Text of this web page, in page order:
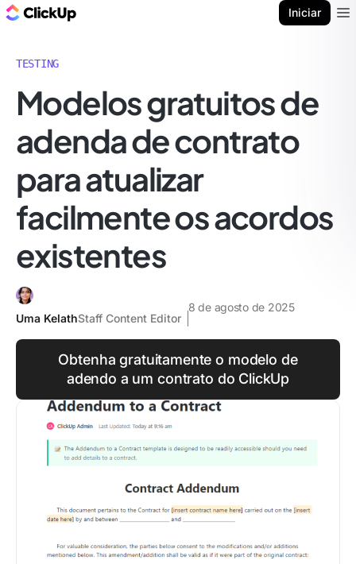
Iniciar
TESTING
Modelos gratuitos de
adenda de contrato
para atualizar
facilmente os acordos
existentes
Uma KelathStaff Content Editor
8 de agosto de 2025
Obtenha gratuitamente o modelo de
adendo a um contrato do ClickUp